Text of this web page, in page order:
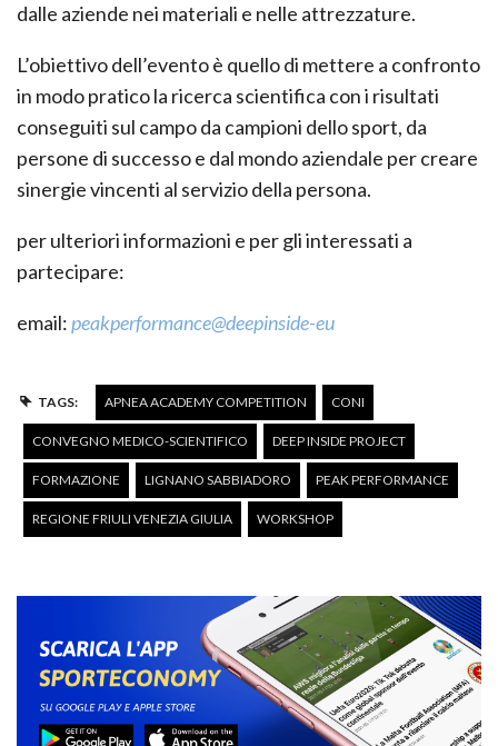
dalle aziende nei materiali e nelle attrezzature.
L’obiettivo dell’evento è quello di mettere a confronto
in modo pratico la ricerca scientifica con i risultati
conseguiti sul campo da campioni dello sport, da
persone di successo e dal mondo aziendale per creare
sinergie vincenti al servizio della persona.
per ulteriori informazioni e per gli interessati a
partecipare:
email:p​eakperformance@deep­inside-eu
TAGS: APNEA ACADEMY COMPETITION CONI
CONVEGNO MEDICO-SCIENTIFICO DEEP INSIDE PROJECT
FORMAZIONE LIGNANO SABBIADORO PEAK PERFORMANCE
REGIONE FRIULI VENEZIA GIULIA WORKSHOP